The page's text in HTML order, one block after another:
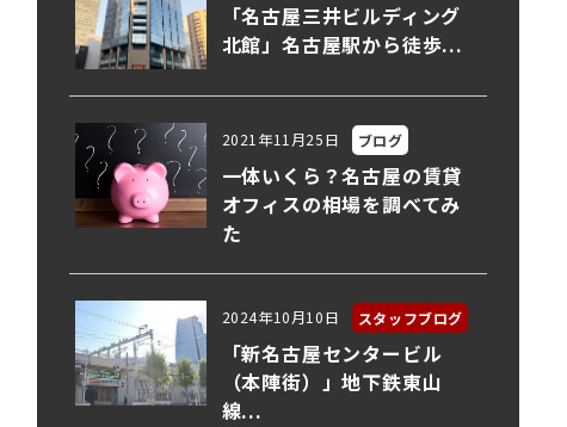
「名古屋三井ビルディング
北館」名古屋駅から徒歩...
2021年11月25日 ブログ
一体いくら？名古屋の賃貸
オフィスの相場を調べてみ
た
2024年10月10日 スタッフブログ
「新名古屋センタービル
（本陣街）」地下鉄東山
線...